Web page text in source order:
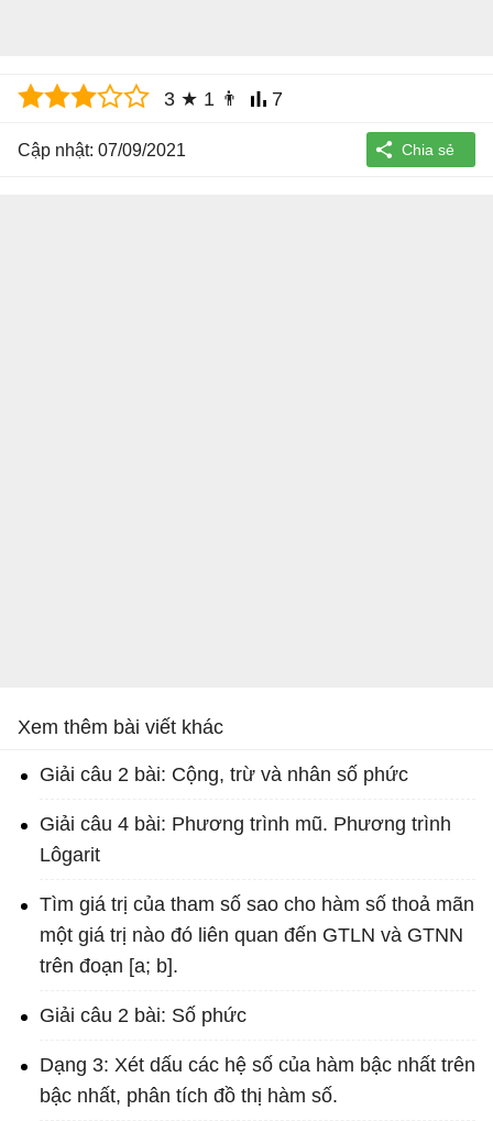
3 ★ 1 👨 7
Cập nhật: 07/09/2021
Xem thêm bài viết khác
Giải câu 2 bài: Cộng, trừ và nhân số phức
Giải câu 4 bài: Phương trình mũ. Phương trình
Lôgarit
Tìm giá trị của tham số sao cho hàm số thoả mãn
một giá trị nào đó liên quan đến GTLN và GTNN
trên đoạn [a; b].
Giải câu 2 bài: Số phức
Dạng 3: Xét dấu các hệ số của hàm bậc nhất trên
bậc nhất, phân tích đồ thị hàm số.